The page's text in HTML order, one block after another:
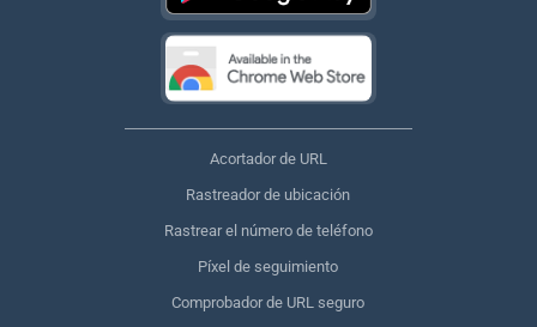
Acortador de URL
Rastreador de ubicación
Rastrear el número de teléfono
Píxel de seguimiento
Comprobador de URL seguro